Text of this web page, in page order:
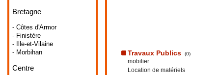
Bretagne
- Côtes d'Armor
- Finistère
- Ille-et-Vilaine
- Morbihan
Centre
Travaux Publics (0)
mobilier
Location de matériels